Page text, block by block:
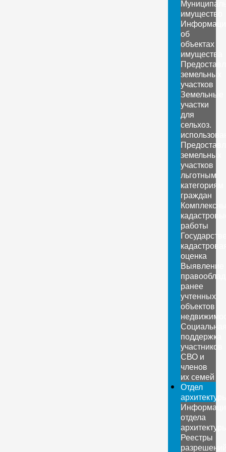
имущество
об
объектах
имущества
земельных
участков
Земельные
участки
для
сельхоз.
земельных
участков
льготным
категориям
граждан
работы
оценка
Выявление
ранее
учтенных
объектов
поддержка
участников
СВО и
членов
их семей
Отдел
отдела
Реестры